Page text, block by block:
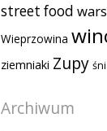
street food
Wieprzowina
ziemniaki Zupy
Archiwum